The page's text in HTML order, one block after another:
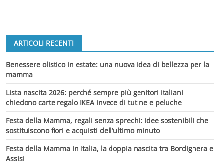
ARTICOLI RECENTI
Benessere olistico in estate: una nuova idea di bellezza per la
mamma
Lista nascita 2026: perché sempre più genitori italiani
chiedono carte regalo IKEA invece di tutine e peluche
Festa della Mamma, regali senza sprechi: idee sostenibili che
sostituiscono fiori e acquisti dell’ultimo minuto
Festa della Mamma in Italia, la doppia nascita tra Bordighera e
Assisi